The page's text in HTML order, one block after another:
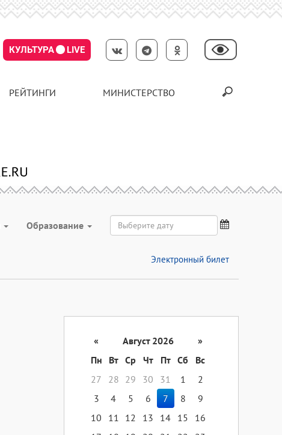
КУЛЬТУРА LIVE
РЕЙТИНГИ МИНИСТЕРСТВО
Образование
Электронный билет
« Август 2026
»
Пн
Вт Ср Чт Пт Сб
Вс
27
28 29 30 31 1
2
3
4 5 6 7 8
9
10
11 12 13 14 15
16